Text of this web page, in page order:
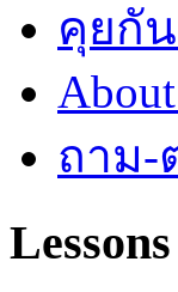
คุยกั
ถาม-
Lessons